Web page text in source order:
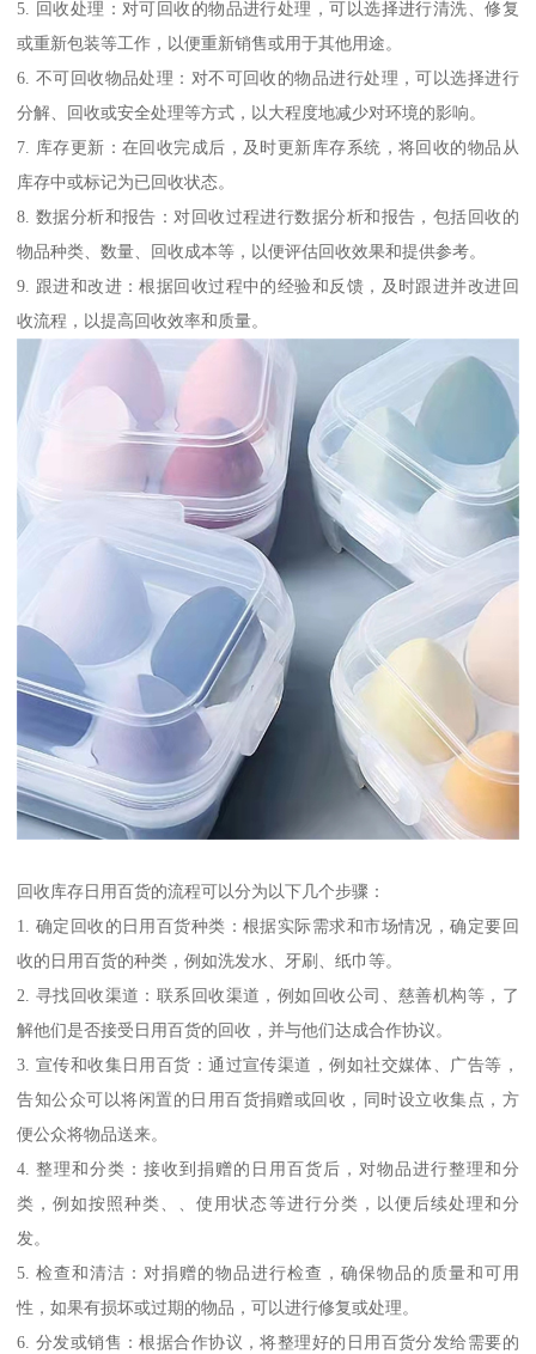
5. 回收处理：对可回收的物品进行处理，可以选择进行清洗、修复
或重新包装等工作，以便重新销售或用于其他用途。
6. 不可回收物品处理：对不可回收的物品进行处理，可以选择进行
分解、回收或安全处理等方式，以大程度地减少对环境的影响。
7. 库存更新：在回收完成后，及时更新库存系统，将回收的物品从
库存中或标记为已回收状态。
8. 数据分析和报告：对回收过程进行数据分析和报告，包括回收的
物品种类、数量、回收成本等，以便评估回收效果和提供参考。
9. 跟进和改进：根据回收过程中的经验和反馈，及时跟进并改进回
收流程，以提高回收效率和质量。
回收库存日用百货的流程可以分为以下几个步骤：
1. 确定回收的日用百货种类：根据实际需求和市场情况，确定要回
收的日用百货的种类，例如洗发水、牙刷、纸巾等。
2. 寻找回收渠道：联系回收渠道，例如回收公司、慈善机构等，了
解他们是否接受日用百货的回收，并与他们达成合作协议。
3. 宣传和收集日用百货：通过宣传渠道，例如社交媒体、广告等，
告知公众可以将闲置的日用百货捐赠或回收，同时设立收集点，方
便公众将物品送来。
4. 整理和分类：接收到捐赠的日用百货后，对物品进行整理和分
类，例如按照种类、、使用状态等进行分类，以便后续处理和分
发。
5. 检查和清洁：对捐赠的物品进行检查，确保物品的质量和可用
性，如果有损坏或过期的物品，可以进行修复或处理。
6. 分发或销售：根据合作协议，将整理好的日用百货分发给需要的